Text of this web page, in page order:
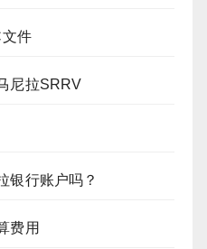
件
尼拉SRRV
银行账户吗？
费用